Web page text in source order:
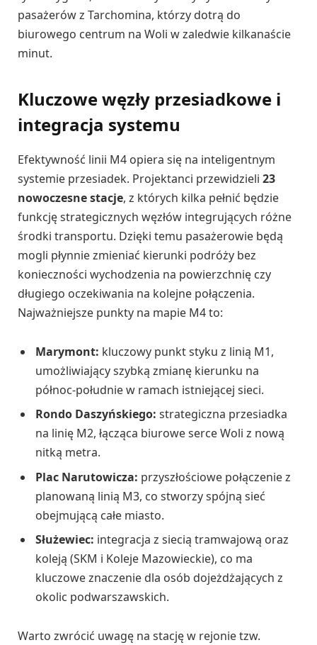
pasażerów z Tarchomina, którzy dotrą do
biurowego centrum na Woli w zaledwie kilkanaście
minut.
Kluczowe węzły przesiadkowe i
integracja systemu
Efektywność linii M4 opiera się na inteligentnym
systemie przesiadek. Projektanci przewidzieli 23
nowoczesne stacje, z których kilka pełnić będzie
funkcję strategicznych węzłów integrujących różne
środki transportu. Dzięki temu pasażerowie będą
mogli płynnie zmieniać kierunki podróży bez
konieczności wychodzenia na powierzchnię czy
długiego oczekiwania na kolejne połączenia.
Najważniejsze punkty na mapie M4 to:
Marymont: kluczowy punkt styku z linią M1,
umożliwiający szybką zmianę kierunku na
północ-południe w ramach istniejącej sieci.
Rondo Daszyńskiego: strategiczna przesiadka
na linię M2, łącząca biurowe serce Woli z nową
nitką metra.
Plac Narutowicza: przyszłościowe połączenie z
planowaną linią M3, co stworzy spójną sieć
obejmującą całe miasto.
Służewiec: integracja z siecią tramwajową oraz
koleją (SKM i Koleje Mazowieckie), co ma
kluczowe znaczenie dla osób dojeżdżających z
okolic podwarszawskich.
Warto zwrócić uwagę na stację w rejonie tzw.